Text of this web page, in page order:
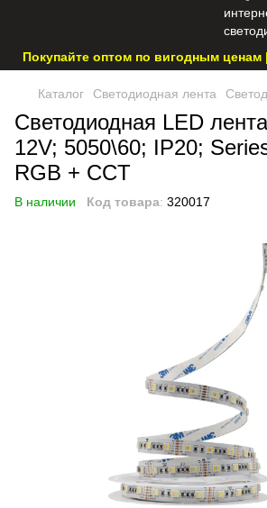
Покупайте оптом по вигодным ценам
Каталог Светодиодная лента
Светодиодная LED
12V; 5050\60; IP20;
RGB + CCT
В наличии Код товара: 320017